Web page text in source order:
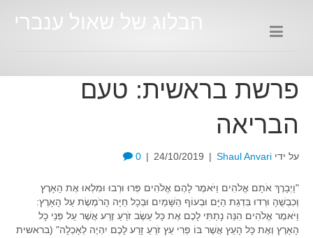
הבלוג של שאול ענברי
פרשת בראשית: טעם
הבריאה
על ידי Shaul Anvari
|
24/10/2019
|
0
"וַיְבָרֶךְ אֹתָם אֱלֹהִים וַיֹּאמֶר לָהֶם אֱלֹהִים פְּרוּ וּרְבוּ וּמִלְאוּ אֶת הָאָרֶץ
וְכִבְשֻׁהָ וּרְדוּ בִּדְגַת הַיָּם וּבְעוֹף הַשָּׁמַיִם וּבְכָל חַיָּה הָרֹמֶשֶׂת עַל הָאָרֶץ:
וַיֹּאמֶר אֱלֹהִים הִנֵּה נָתַתִּי לָכֶם אֶת כָּל עֵשֶׂב זֹרֵעַ זֶרַע אֲשֶׁר עַל פְּנֵי כָל
הָאָרֶץ וְאֶת כָּל הָעֵץ אֲשֶׁר בּוֹ פְרִי עֵץ זֹרֵעַ זָרַע לָכֶם יִהְיֶה לְאָכְלָה" (בראשית